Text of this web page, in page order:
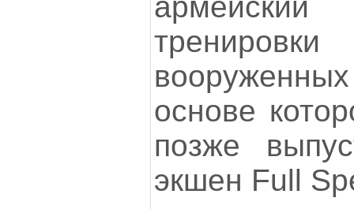
основе
позже
экшен Full